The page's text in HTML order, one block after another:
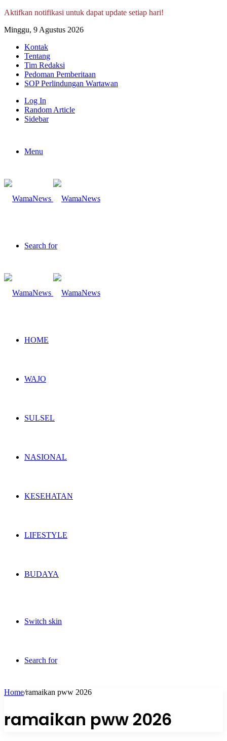
Aktifkan notifikasi untuk dapat update setiap hari!
Minggu, 9 Agustus 2026
Kontak
Tentang
Tim Redaksi
Pedoman Pemberitaan
SOP Perlindungan Wartawan
Log In
Random Article
Sidebar
Menu
Search for
HOME
WAJO
SULSEL
NASIONAL
KESEHATAN
LIFESTYLE
BUDAYA
Switch skin
Search for
Home/ramaikan pww 2026
ramaikan pww 2026